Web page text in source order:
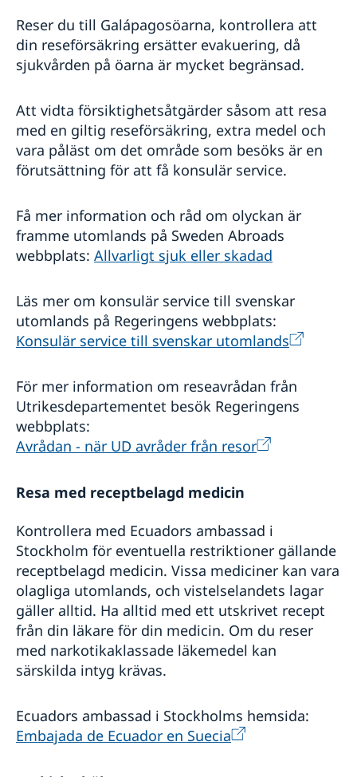
Reser du till Galápagosöarna, kontrollera att
din reseförsäkring ersätter evakuering, då
sjukvården på öarna är mycket begränsad.
Att vidta försiktighetsåtgärder såsom att resa
med en giltig reseförsäkring, extra medel och
vara påläst om det område som besöks är en
förutsättning för att få konsulär service.
Få mer information och råd om olyckan är
framme utomlands på Sweden Abroads
webbplats: Allvarligt sjuk eller skadad
Läs mer om konsulär service till svenskar
utomlands på Regeringens webbplats:
Konsulär service till svenskar utomlands
För mer information om reseavrådan från
Utrikesdepartementet besök Regeringens
webbplats:
Avrådan - när UD avråder från resor
Resa med receptbelagd medicin
Kontrollera med Ecuadors ambassad i
Stockholm för eventuella restriktioner gällande
receptbelagd medicin. Vissa mediciner kan vara
olagliga utomlands, och vistelselandets lagar
gäller alltid. Ha alltid med ett utskrivet recept
från din läkare för din medicin. Om du reser
med narkotikaklassade läkemedel kan
särskilda intyg krävas.
Ecuadors ambassad i Stockholms hemsida:
Embajada de Ecuador en Suecia